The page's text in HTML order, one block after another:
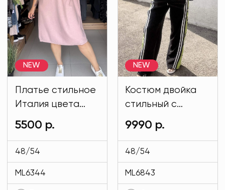
Платье стильное
Италия цвета
пудры MODLAV
ML6344-299
NEW
5500 р.
48/54
ML6344
Костюм двойка
стильный с
капюшоном
Спорт- Шик
салатового
цвета MODLAV
ML6843-39
NEW
9990 р.
48/54
ML6843